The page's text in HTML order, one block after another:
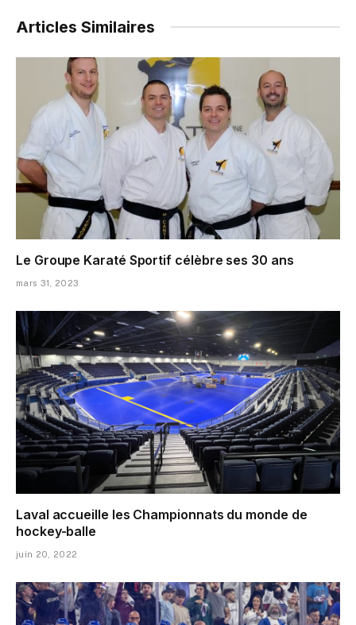
Articles Similaires
Le Groupe Karaté Sportif célèbre ses 30 ans
mars 31, 2023
Laval accueille les Championnats du monde de
hockey-balle
juin 20, 2022